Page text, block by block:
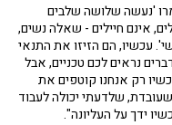
'נעשה שלושה שלבים
חיילים, אינם חיילים - שאלה נשים,
עכשיו, הם הזיזו את התנאי
נראים לכם טכניים, אבל
רק אנחנו קוטפים את
שלדעתי יכולה לעבוד
ידך על העליונה".